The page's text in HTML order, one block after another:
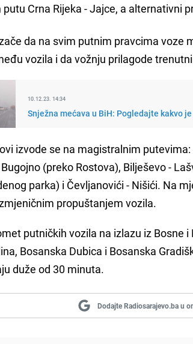
Crna Rijeka - Jajce, a alternativni
da na svim putnim pravcima voze
vozila i da vožnju prilagode
10.12.23. 14:34
Snježna mećava u BiH: Pogledajte kakvo
izvode se na magistralnim
(preko Rostova), Bilješevo -
parka) i Čevljanovići - Nišići. Na
propuštanjem vozila.
putničkih vozila na izlazu iz Bosne
Bosanska Dubica i Bosanska
duže od 30 minuta.
Dodajte Radiosarajevo.ba u